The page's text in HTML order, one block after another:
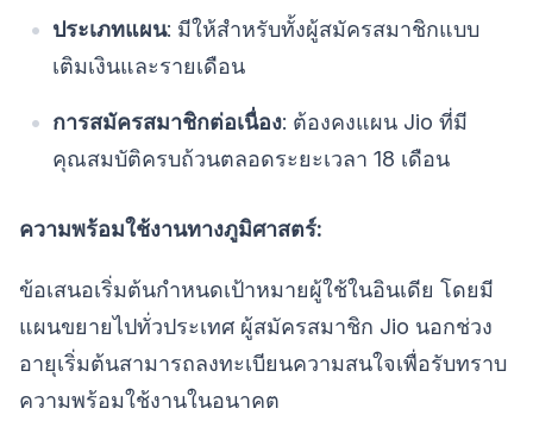
ประเภทแผน: มีให้สำหรับทั้งผู้สมัครสมาชิกแบบ
เติมเงินและรายเดือน
การสมัครสมาชิกต่อเนื่อง: ต้องคงแผน Jio ที่มี
คุณสมบัติครบถ้วนตลอดระยะเวลา 18 เดือน
ความพร้อมใช้งานทางภูมิศาสตร์:
ข้อเสนอเริ่มต้นกำหนดเป้าหมายผู้ใช้ในอินเดีย โดยมี
แผนขยายไปทั่วประเทศ ผู้สมัครสมาชิก Jio นอกช่วง
อายุเริ่มต้นสามารถลงทะเบียนความสนใจเพื่อรับทราบ
ความพร้อมใช้งานในอนาคต